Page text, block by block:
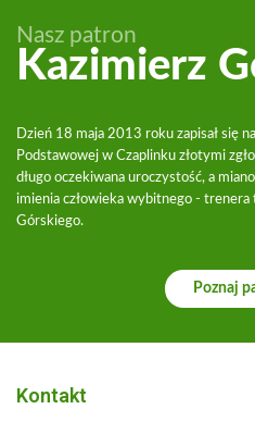
Nasz patron
Kazimierz
Dzień 18 maja 2013 roku zapisał się
Podstawowej w Czaplinku złotymi
długo oczekiwana uroczystość, a
imienia człowieka wybitnego - trenera
Górskiego.
Poznaj
Kontakt